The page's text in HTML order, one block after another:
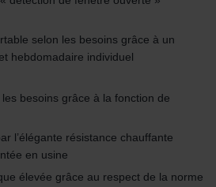
selon les besoins grâce à un
hebdomadaire individuel
besoins grâce à la fonction de
l’élégante résistance chauffante
en usine
élevée grâce au respect de la norme